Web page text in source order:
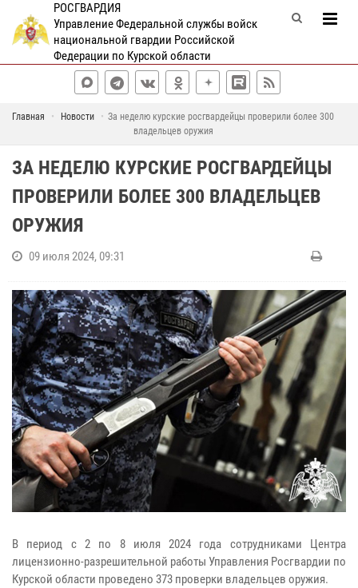
РОСГВАРДИЯ
Управление Федеральной службы войск
национальной гвардии Российской
Федерации по Курской области
Главная Новости
За неделю курские росгвардейцы проверили более 300
владельцев оружия
ЗА НЕДЕЛЮ КУРСКИЕ РОСГВАРДЕЙЦЫ
ПРОВЕРИЛИ БОЛЕЕ 300 ВЛАДЕЛЬЦЕВ
ОРУЖИЯ
09 июля 2024, 09:31
В период с 2 по 8 июля 2024 года сотрудниками Центра
лицензионно-разрешительной работы Управления Росгвардии по
Курской области проведено 373 проверки владельцев оружия.